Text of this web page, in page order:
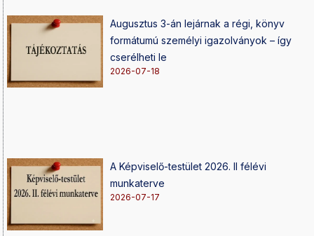
Augusztus 3-án lejárnak a régi, könyv
formátumú személyi igazolványok – így
cserélheti le
2026-07-18
A Képviselő-testület 2026. II félévi
munkaterve
2026-07-17